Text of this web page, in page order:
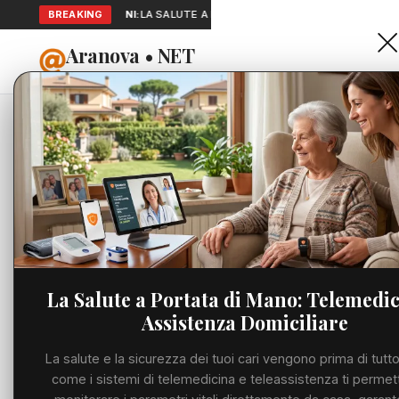
BREAKING
SEGNALAZIONI: LA SALUTE A PORTATA DI MANO: TELEMEDICINA E
Aranova • NET
PORTALE UTILE AL TERRITORIO
Home
Cronaca
Viabilità
Utilità
Meteo
Eventi
La Salute a Portata di Mano:
Assistenza Domiciliare
La salute e la sicurezza dei tuoi cari vengono prima di
come i sistemi di telemedicina e teleassistenza ti
Precedente